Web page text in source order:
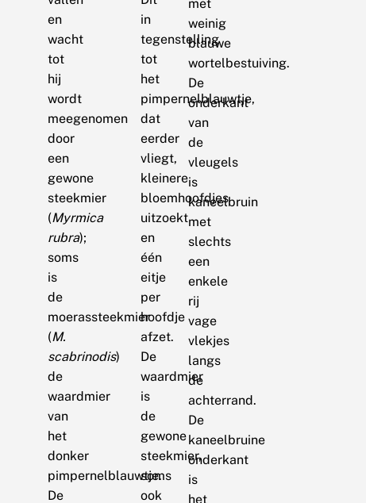
en
wacht
tot
hij
wordt
meegenomen
door
een
gewone
steekmier
(Myrmica
rubra);
soms
is
de
moerassteekmier
(M.
scabrinodis)
de
waardmier
van
het
donker
pimpernelblauwtje.
De
in
tegenstelling
tot
het
pimpernelblauwtje,
dat
eerder
vliegt,
kleinere
bloemhoofdjes
uitzoekt
en
één
eitje
per
hoofdje
afzet.
De
waardmier
is
de
gewone
steekmier,
soms
ook
met
weinig
blauwe
wortelbestuiving.
De
onderkant
van
de
vleugels
is
kaneelbruin
met
slechts
een
enkele
rij
vage
vlekjes
langs
de
achterrand.
De
kaneelbruine
onderkant
is
het